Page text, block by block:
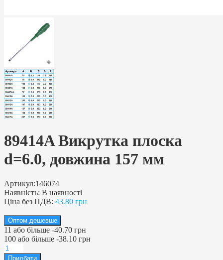
89414A Викрутка плоска
d=6.0, довжина 157 мм
Артикул:146074
Наявність: В наявності
Ціна без ПДВ: 43.80 грн
Оптом дешевше
11 або більше -40.70 грн
100 або більше -38.10 грн